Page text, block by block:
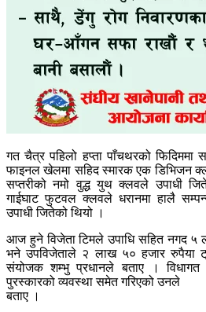
गत चैत्र पहिलो हप्ता पाँचथरको फिदिममा
फाइनल खेलमा सहिद स्मारक एक डिभिजन
सप्तरीको नमो वुद्ध युथ क्लवले उपाधी
गाईघाट फुटवल क्लवले धरानमा हालै
उपाधी जितेको थियो ।
आज हुने विजेता टिमले उपाधि सहित नगद ५
भने उपविजेताले २ लाख ५० हजार रुपैया
संयोजक शम्भु प्रधानले बताए । विधागत
पुरस्कारको व्यवस्था समेत गरिएको उनले
बताए ।